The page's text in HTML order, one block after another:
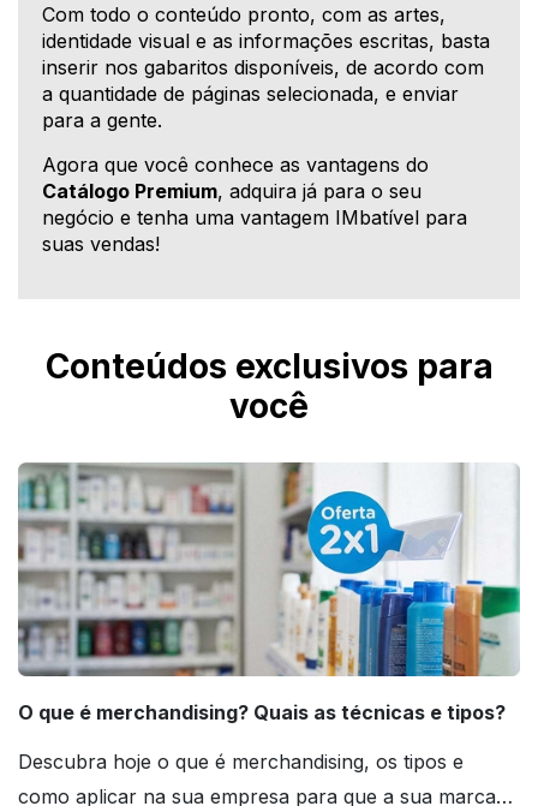
Com todo o conteúdo pronto, com as artes,
identidade visual e as informações escritas, basta
inserir nos gabaritos disponíveis, de acordo com
a quantidade de páginas selecionada, e enviar
para a gente.
Agora que você conhece as vantagens do
Catálogo Premium, adquira já para o seu
negócio e tenha uma vantagem IMbatível para
suas vendas!
Conteúdos exclusivos para
você
O que é merchandising? Quais as técnicas e tipos?
Descubra hoje o que é merchandising, os tipos e
como aplicar na sua empresa para que a sua marca